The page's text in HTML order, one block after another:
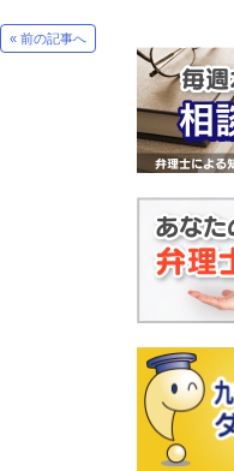
« 前の記事へ